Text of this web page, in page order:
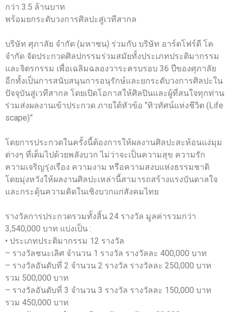
กว่า 3.5 ล้านบาท
พร้อมยกระดับวงการศิลปะสู่เวทีสากล
บริษัท ศุภาลัย จำกัด (มหาชน) ร่วมกับ บริษัท อาร์ตโฟร์ดี โค
จำกัด จัดประกวดศิลปกรรมร่วมสมัยทั้งประเภทประติมากรรม
และจิตรกรรม เพื่อเฉลิมฉลองวาระครบรอบ 36 ปีของศุภาลัย
อีกทั้งเป็นการสนับสนุนการอนุรักษ์และยกระดับวงการศิลปะใน
ปัจจุบันสู่เวทีสากล โดยเปิดโอกาสให้ศิลปินและผู้ที่สนใจทุกท่าน
ร่วมส่งผลงานเข้าประกวด ภายใต้หัวข้อ “ทิวทัศน์แห่งชีวิต (Life
scape)”
โดยการประกวดในครั้งนี้ต้องการให้ผลงานศิลปะสะท้อนแง่มุม
ต่างๆ ที่เต็มไปด้วยพลังบวก ไม่ว่าจะเป็นความสุข ความรัก
ความเจริญรุ่งเรือง ความงาม หรือความสงบแห่งธรรมชาติ
โดยมุ่งหวังให้ผลงานศิลปะเหล่านี้สามารถสร้างแรงบันดาลใจ
และกระตุ้นความคิดในเชิงบวกแก่สังคมไทย
รางวัลการประกวดรวมทั้งสิ้น 24 รางวัล มูลค่ารวมกว่า
3,540,000 บาท แบ่งเป็น :
• ประเภทประติมากรรม 12 รางวัล
– รางวัลชนะเลิศ จำนวน 1 รางวัล รางวัลละ 400,000 บาท
– รางวัลอันดับที่ 2 จำนวน 2 รางวัล รางวัลละ 250,000 บาท
รวม 500,000 บาท
– รางวัลอันดับที่ 3 จำนวน 3 รางวัล รางวัลละ 150,000 บาท
รวม 450,000 บาท